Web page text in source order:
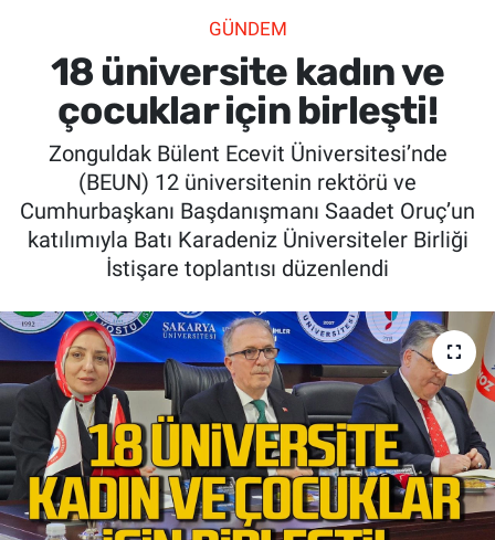
GÜNDEM
18 üniversite kadın ve
çocuklar için birleşti!
Zonguldak Bülent Ecevit Üniversitesi’nde
(BEUN) 12 üniversitenin rektörü ve
Cumhurbaşkanı Başdanışmanı Saadet Oruç’un
katılımıyla Batı Karadeniz Üniversiteler Birliği
İstişare toplantısı düzenlendi
SAĞLIK